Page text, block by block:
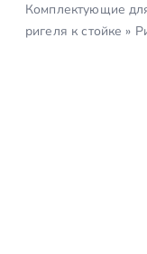
Комплектующие
ригеля к стойке »